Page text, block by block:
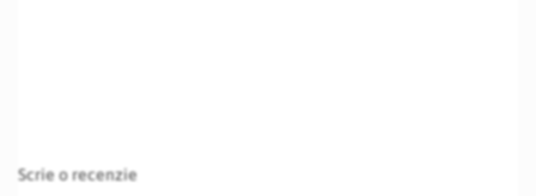
Scrie o recenzie